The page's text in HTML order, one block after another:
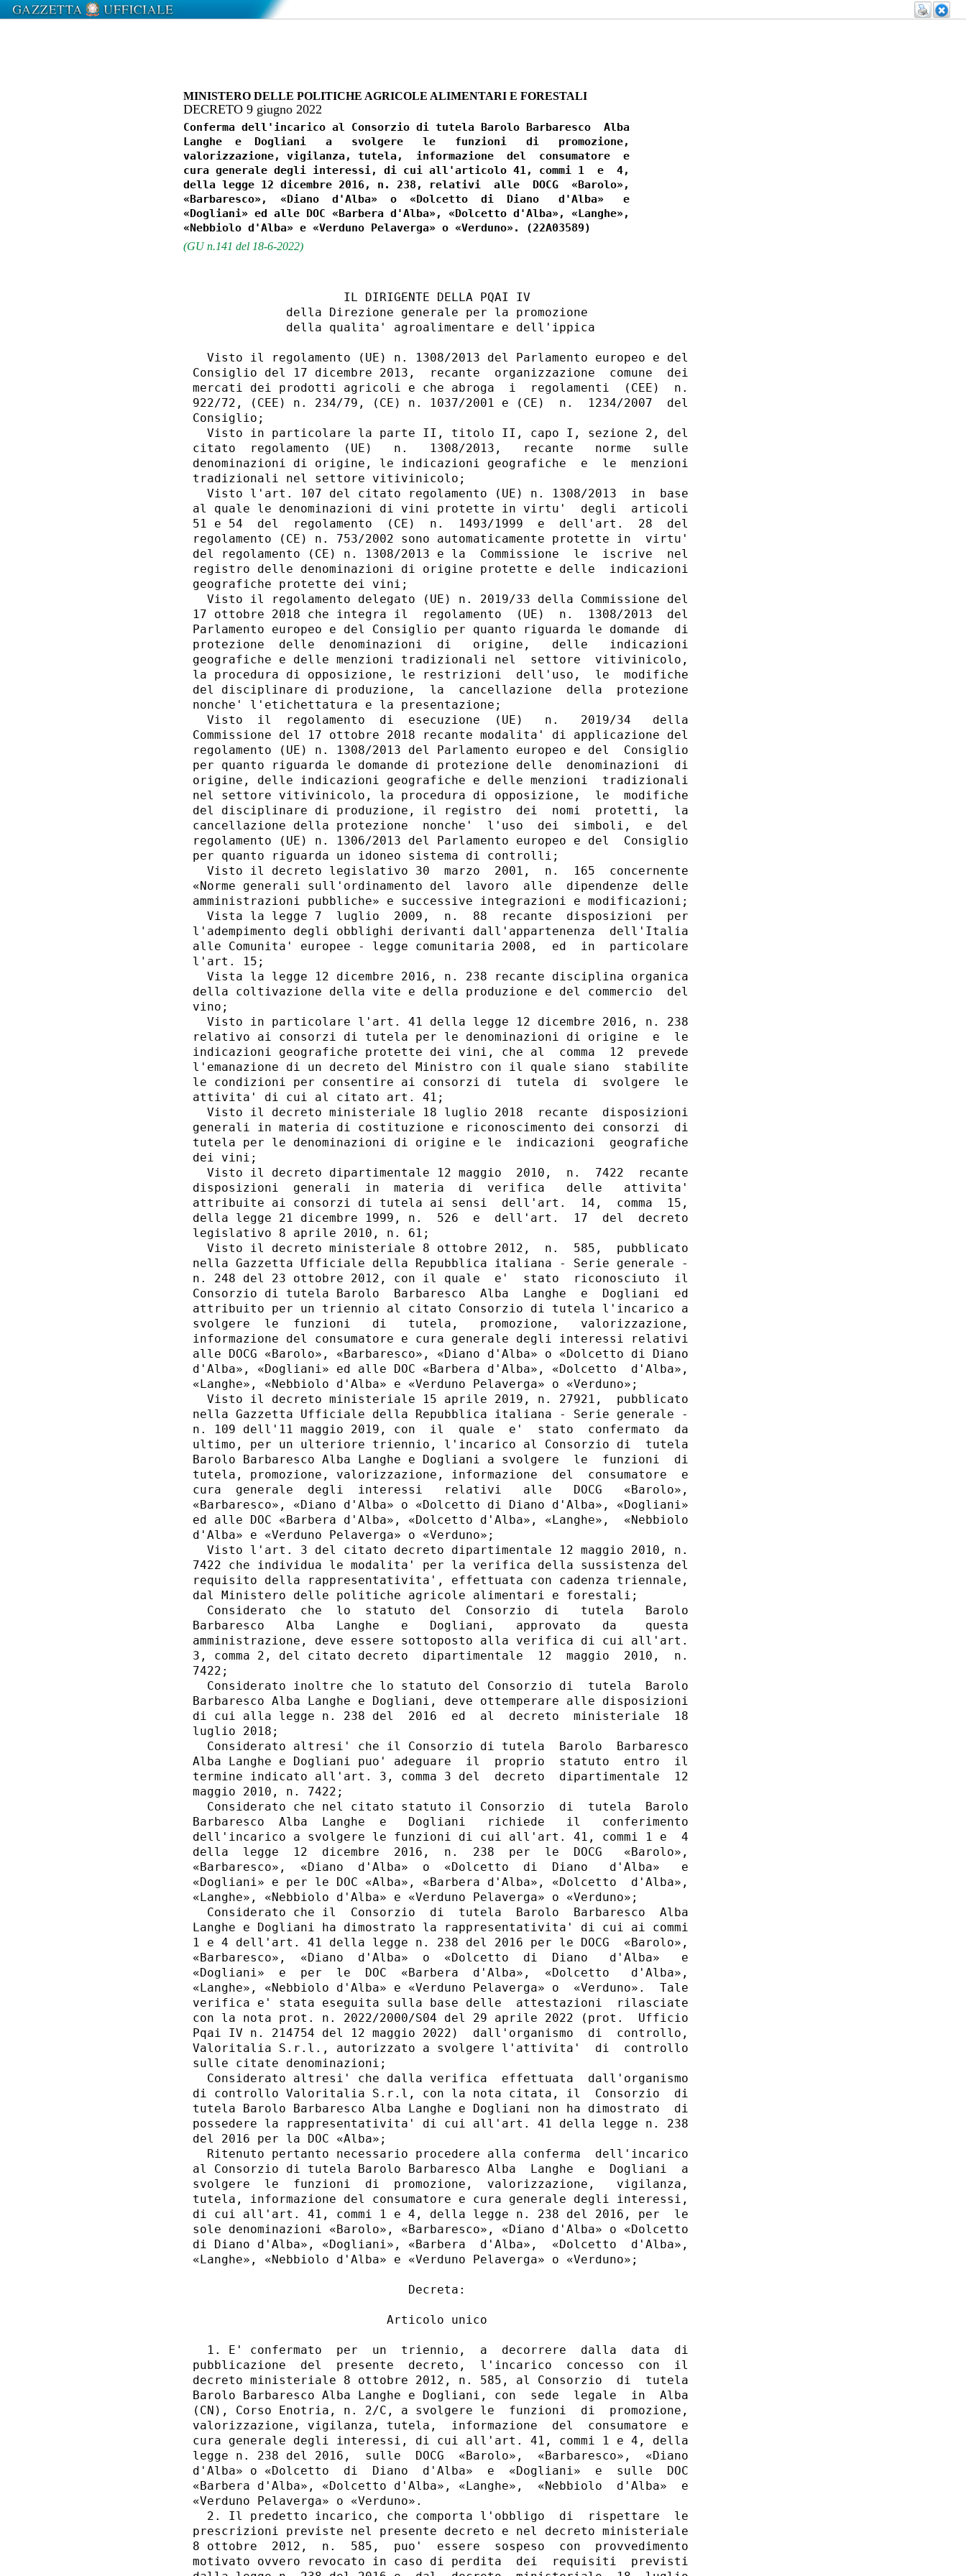
MINISTERO DELLE POLITICHE AGRICOLE ALIMENTARI E FORESTALI
DECRETO 9 giugno 2022
Conferma dell'incarico al Consorzio di tutela Barolo Barbaresco  Alba
Langhe  e  Dogliani   a   svolgere   le   funzioni   di   promozione,
valorizzazione, vigilanza, tutela,  informazione  del  consumatore  e
cura generale degli interessi, di cui all'articolo 41, commi 1  e  4,
della legge 12 dicembre 2016, n. 238, relativi  alle  DOCG  «Barolo»,
«Barbaresco»,  «Diano  d'Alba»  o  «Dolcetto  di  Diano   d'Alba»   e
«Dogliani» ed alle DOC «Barbera d'Alba», «Dolcetto d'Alba», «Langhe»,
(GU n.141 del 18-6-2022)
                     IL DIRIGENTE DELLA PQAI IV
             della Direzione generale per la promozione
             della qualita' agroalimentare e dell'ippica
  Visto il regolamento (UE) n. 1308/2013 del Parlamento europeo e del
Consiglio del 17 dicembre 2013,  recante  organizzazione  comune  dei
mercati dei prodotti agricoli e che abroga  i  regolamenti  (CEE)  n.
922/72, (CEE) n. 234/79, (CE) n. 1037/2001 e (CE)  n.  1234/2007  del
Consiglio;
  Visto in particolare la parte II, titolo II, capo I, sezione 2, del
citato  regolamento  (UE)   n.   1308/2013,   recante   norme   sulle
denominazioni di origine, le indicazioni geografiche  e  le  menzioni
tradizionali nel settore vitivinicolo;
  Visto l'art. 107 del citato regolamento (UE) n. 1308/2013  in  base
al quale le denominazioni di vini protette in virtu'  degli  articoli
51 e 54  del  regolamento  (CE)  n.  1493/1999  e  dell'art.  28  del
regolamento (CE) n. 753/2002 sono automaticamente protette in  virtu'
del regolamento (CE) n. 1308/2013 e la  Commissione  le  iscrive  nel
registro delle denominazioni di origine protette e delle  indicazioni
geografiche protette dei vini;
  Visto il regolamento delegato (UE) n. 2019/33 della Commissione del
17 ottobre 2018 che integra il  regolamento  (UE)  n.  1308/2013  del
Parlamento europeo e del Consiglio per quanto riguarda le domande  di
protezione  delle  denominazioni  di   origine,   delle   indicazioni
geografiche e delle menzioni tradizionali nel  settore  vitivinicolo,
la procedura di opposizione, le restrizioni  dell'uso,  le  modifiche
del disciplinare di produzione,  la  cancellazione  della  protezione
nonche' l'etichettatura e la presentazione;
  Visto  il  regolamento  di  esecuzione  (UE)   n.   2019/34   della
Commissione del 17 ottobre 2018 recante modalita' di applicazione del
regolamento (UE) n. 1308/2013 del Parlamento europeo e del  Consiglio
per quanto riguarda le domande di protezione delle  denominazioni  di
origine, delle indicazioni geografiche e delle menzioni  tradizionali
nel settore vitivinicolo, la procedura di opposizione,  le  modifiche
del disciplinare di produzione, il registro  dei  nomi  protetti,  la
cancellazione della protezione  nonche'  l'uso  dei  simboli,  e  del
regolamento (UE) n. 1306/2013 del Parlamento europeo e del  Consiglio
per quanto riguarda un idoneo sistema di controlli;
  Visto il decreto legislativo 30  marzo  2001,  n.  165  concernente
«Norme generali sull'ordinamento del  lavoro  alle  dipendenze  delle
amministrazioni pubbliche» e successive integrazioni e modificazioni;
  Vista la legge 7  luglio  2009,  n.  88  recante  disposizioni  per
l'adempimento degli obblighi derivanti dall'appartenenza  dell'Italia
alle Comunita' europee - legge comunitaria 2008,  ed  in  particolare
l'art. 15;
  Vista la legge 12 dicembre 2016, n. 238 recante disciplina organica
della coltivazione della vite e della produzione e del commercio  del
vino;
  Visto in particolare l'art. 41 della legge 12 dicembre 2016, n. 238
relativo ai consorzi di tutela per le denominazioni di origine  e  le
indicazioni geografiche protette dei vini, che al  comma  12  prevede
l'emanazione di un decreto del Ministro con il quale siano  stabilite
le condizioni per consentire ai consorzi di  tutela  di  svolgere  le
attivita' di cui al citato art. 41;
  Visto il decreto ministeriale 18 luglio 2018  recante  disposizioni
generali in materia di costituzione e riconoscimento dei consorzi  di
tutela per le denominazioni di origine e le  indicazioni  geografiche
dei vini;
  Visto il decreto dipartimentale 12 maggio  2010,  n.  7422  recante
disposizioni  generali  in  materia  di  verifica   delle   attivita'
attribuite ai consorzi di tutela ai sensi  dell'art.  14,  comma  15,
della legge 21 dicembre 1999, n.  526  e  dell'art.  17  del  decreto
legislativo 8 aprile 2010, n. 61;
  Visto il decreto ministeriale 8 ottobre 2012,  n.  585,  pubblicato
nella Gazzetta Ufficiale della Repubblica italiana - Serie generale -
n. 248 del 23 ottobre 2012, con il quale  e'  stato  riconosciuto  il
Consorzio di tutela Barolo  Barbaresco  Alba  Langhe  e  Dogliani  ed
attribuito per un triennio al citato Consorzio di tutela l'incarico a
svolgere  le  funzioni   di   tutela,   promozione,   valorizzazione,
informazione del consumatore e cura generale degli interessi relativi
alle DOCG «Barolo», «Barbaresco», «Diano d'Alba» o «Dolcetto di Diano
d'Alba», «Dogliani» ed alle DOC «Barbera d'Alba», «Dolcetto  d'Alba»,
«Langhe», «Nebbiolo d'Alba» e «Verduno Pelaverga» o «Verduno»;
  Visto il decreto ministeriale 15 aprile 2019, n. 27921,  pubblicato
nella Gazzetta Ufficiale della Repubblica italiana - Serie generale -
n. 109 dell'11 maggio 2019, con  il  quale  e'  stato  confermato  da
ultimo, per un ulteriore triennio, l'incarico al Consorzio di  tutela
Barolo Barbaresco Alba Langhe e Dogliani a svolgere  le  funzioni  di
tutela, promozione, valorizzazione, informazione  del  consumatore  e
cura  generale  degli  interessi   relativi   alle   DOCG   «Barolo»,
«Barbaresco», «Diano d'Alba» o «Dolcetto di Diano d'Alba», «Dogliani»
ed alle DOC «Barbera d'Alba», «Dolcetto d'Alba», «Langhe»,  «Nebbiolo
d'Alba» e «Verduno Pelaverga» o «Verduno»;
  Visto l'art. 3 del citato decreto dipartimentale 12 maggio 2010, n.
7422 che individua le modalita' per la verifica della sussistenza del
requisito della rappresentativita', effettuata con cadenza triennale,
dal Ministero delle politiche agricole alimentari e forestali;
  Considerato  che  lo  statuto  del  Consorzio  di   tutela   Barolo
Barbaresco   Alba   Langhe   e   Dogliani,   approvato   da    questa
amministrazione, deve essere sottoposto alla verifica di cui all'art.
3, comma 2, del citato decreto  dipartimentale  12  maggio  2010,  n.
7422;
  Considerato inoltre che lo statuto del Consorzio di  tutela  Barolo
Barbaresco Alba Langhe e Dogliani, deve ottemperare alle disposizioni
di cui alla legge n. 238 del  2016  ed  al  decreto  ministeriale  18
luglio 2018;
  Considerato altresi' che il Consorzio di tutela  Barolo  Barbaresco
Alba Langhe e Dogliani puo' adeguare  il  proprio  statuto  entro  il
termine indicato all'art. 3, comma 3 del  decreto  dipartimentale  12
maggio 2010, n. 7422;
  Considerato che nel citato statuto il Consorzio  di  tutela  Barolo
Barbaresco  Alba  Langhe  e   Dogliani   richiede   il   conferimento
dell'incarico a svolgere le funzioni di cui all'art. 41, commi 1 e  4
della  legge  12  dicembre  2016,  n.  238  per  le  DOCG   «Barolo»,
«Barbaresco»,  «Diano  d'Alba»  o  «Dolcetto  di  Diano   d'Alba»   e
«Dogliani» e per le DOC «Alba», «Barbera d'Alba», «Dolcetto  d'Alba»,
«Langhe», «Nebbiolo d'Alba» e «Verduno Pelaverga» o «Verduno»;
  Considerato che il  Consorzio  di  tutela  Barolo  Barbaresco  Alba
Langhe e Dogliani ha dimostrato la rappresentativita' di cui ai commi
1 e 4 dell'art. 41 della legge n. 238 del 2016 per le DOCG  «Barolo»,
«Barbaresco»,  «Diano  d'Alba»  o  «Dolcetto  di  Diano   d'Alba»   e
«Dogliani»  e  per  le  DOC  «Barbera  d'Alba»,  «Dolcetto   d'Alba»,
«Langhe», «Nebbiolo d'Alba» e «Verduno Pelaverga» o  «Verduno».  Tale
verifica e' stata eseguita sulla base delle  attestazioni  rilasciate
con la nota prot. n. 2022/2000/S04 del 29 aprile 2022 (prot.  Ufficio
Pqai IV n. 214754 del 12 maggio 2022)  dall'organismo  di  controllo,
Valoritalia S.r.l., autorizzato a svolgere l'attivita'  di  controllo
sulle citate denominazioni;
  Considerato altresi' che dalla verifica  effettuata  dall'organismo
di controllo Valoritalia S.r.l, con la nota citata, il  Consorzio  di
tutela Barolo Barbaresco Alba Langhe e Dogliani non ha dimostrato  di
possedere la rappresentativita' di cui all'art. 41 della legge n. 238
del 2016 per la DOC «Alba»;
  Ritenuto pertanto necessario procedere alla conferma  dell'incarico
al Consorzio di tutela Barolo Barbaresco Alba  Langhe  e  Dogliani  a
svolgere  le  funzioni  di  promozione,  valorizzazione,   vigilanza,
tutela, informazione del consumatore e cura generale degli interessi,
di cui all'art. 41, commi 1 e 4, della legge n. 238 del 2016, per  le
sole denominazioni «Barolo», «Barbaresco», «Diano d'Alba» o «Dolcetto
di Diano d'Alba», «Dogliani», «Barbera  d'Alba»,  «Dolcetto  d'Alba»,
«Langhe», «Nebbiolo d'Alba» e «Verduno Pelaverga» o «Verduno»;
                              Decreta:
                           Articolo unico
  1. E' confermato  per  un  triennio,  a  decorrere  dalla  data  di
pubblicazione  del  presente  decreto,  l'incarico  concesso  con  il
decreto ministeriale 8 ottobre 2012, n. 585, al Consorzio  di  tutela
Barolo Barbaresco Alba Langhe e Dogliani, con  sede  legale  in  Alba
(CN), Corso Enotria, n. 2/C, a svolgere le  funzioni  di  promozione,
valorizzazione, vigilanza, tutela,  informazione  del  consumatore  e
cura generale degli interessi, di cui all'art. 41, commi 1 e 4, della
legge n. 238 del 2016,  sulle  DOCG  «Barolo»,  «Barbaresco»,  «Diano
d'Alba» o «Dolcetto  di  Diano  d'Alba»  e  «Dogliani»  e  sulle  DOC
«Barbera d'Alba», «Dolcetto d'Alba», «Langhe»,  «Nebbiolo  d'Alba»  e
«Verduno Pelaverga» o «Verduno».
  2. Il predetto incarico, che comporta l'obbligo  di  rispettare  le
prescrizioni previste nel presente decreto e nel decreto ministeriale
8 ottobre  2012,  n.  585,  puo'  essere  sospeso  con  provvedimento
motivato ovvero revocato in caso di perdita  dei  requisiti  previsti